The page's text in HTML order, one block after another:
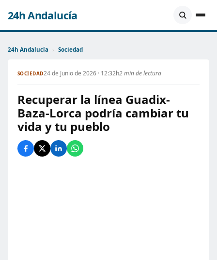
24h Andalucía
24h Andalucía › Sociedad
SOCIEDAD24 de Junio de 2026 · 12:32h2 min de lectura
Recuperar la línea Guadix-
Baza-Lorca podría cambiar tu
vida y tu pueblo